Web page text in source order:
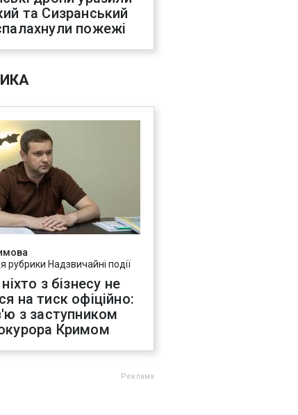
та Сизранський
пожежі
рубрики Надзвичайні події
з бізнесу не
на тиск офіційно:
з заступником
Кримом